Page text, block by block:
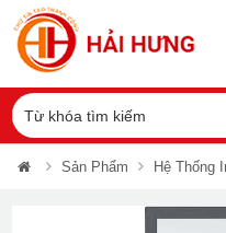
Sản Phẩm Hệ Thống